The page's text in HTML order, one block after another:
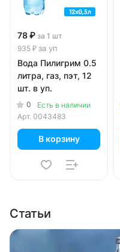
78 ₽ за 1 шт
935 ₽ за уп
Вода Пилигрим 0.5
литра, газ, пэт, 12
шт. в уп.
0
Есть в наличии
Арт. 0043483
В корзину
Статьи